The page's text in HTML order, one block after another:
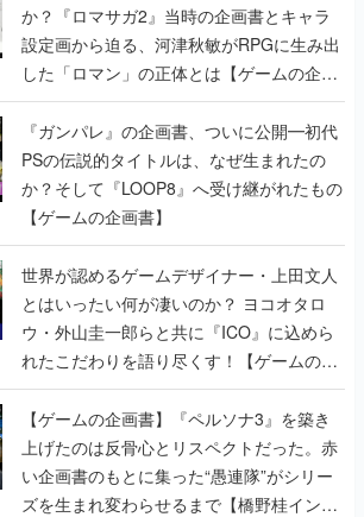
か？『ロマサガ2』当時の企画書とキャラ
設定画から迫る、河津秋敏がRPGに生み出
した「ロマン」の正体とは【ゲームの企画
書】
『ガンパレ』の企画書、ついに公開━初代
PSの伝説的タイトルは、なぜ生まれたの
か？そして『LOOP8』へ受け継がれたもの
【ゲームの企画書】
世界が認めるゲームデザイナー・上田文人
とはいったい何が凄いのか？ ヨコオタロ
ウ・外山圭一郎らと共に『ICO』に込めら
れたこだわりを語り尽くす！【ゲームの企
画書】
【ゲームの企画書】『ペルソナ3』を築き
上げたのは反骨心とリスペクトだった。赤
い企画書のもとに集った“愚連隊”がシリー
ズを生まれ変わらせるまで【橋野桂インタ